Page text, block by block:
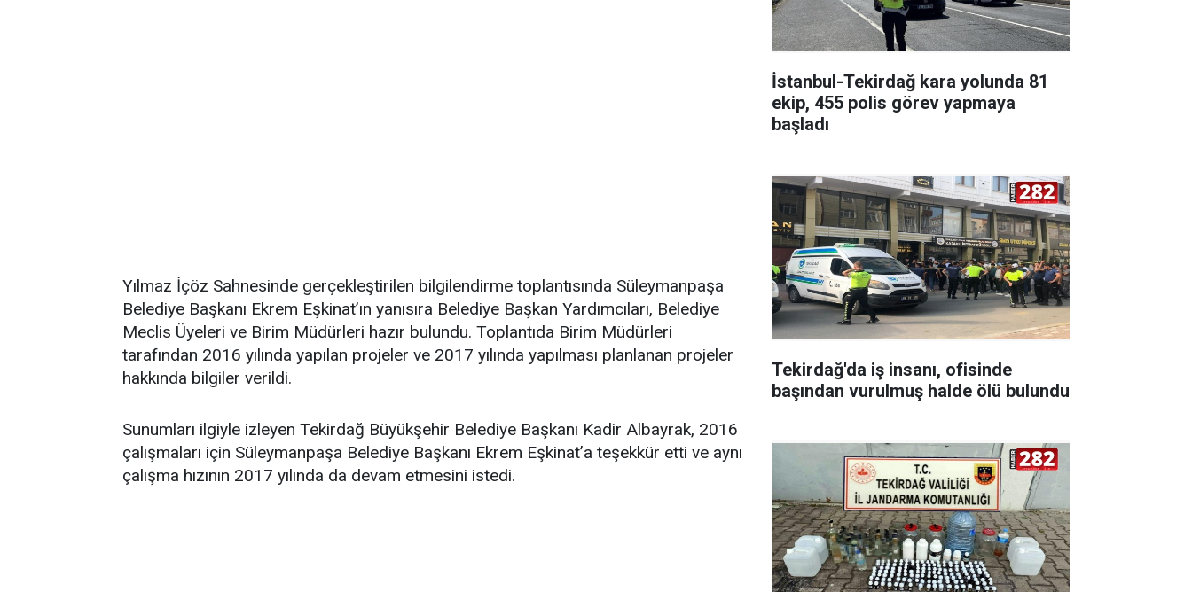
Yılmaz İçöz Sahnesinde gerçekleştirilen bilgilendirme toplantısında Süleymanpaşa
Belediye Başkanı Ekrem Eşkinat’ın yanısıra Belediye Başkan Yardımcıları, Belediye
Meclis Üyeleri ve Birim Müdürleri hazır bulundu. Toplantıda Birim Müdürleri
tarafından 2016 yılında yapılan projeler ve 2017 yılında yapılması planlanan projeler
hakkında bilgiler verildi.
Sunumları ilgiyle izleyen Tekirdağ Büyükşehir Belediye Başkanı Kadir Albayrak, 2016
çalışmaları için Süleymanpaşa Belediye Başkanı Ekrem Eşkinat’a teşekkür etti ve aynı
çalışma hızının 2017 yılında da devam etmesini istedi.
İstanbul-Tekirdağ kara yolunda 81
ekip, 455 polis görev yapmaya
başladı
Tekirdağ'da iş insanı, ofisinde
başından vurulmuş halde ölü bulundu